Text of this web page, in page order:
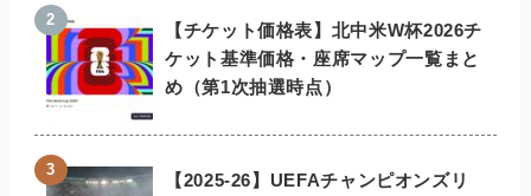
【チケット価格表】北中米W杯2026チ
ケット基準価格・座席マップ一覧まと
め（第1次抽選時点）
【2025-26】UEFAチャンピオンズリ